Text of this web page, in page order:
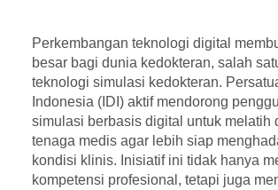
Perkembangan teknologi digital
besar bagi dunia kedokteran, salah
teknologi simulasi kedokteran.
Indonesia (IDI) aktif mendorong
simulasi berbasis digital untuk melatih
tenaga medis agar lebih siap
kondisi klinis. Inisiatif ini tidak hanya
kompetensi profesional, tetapi juga